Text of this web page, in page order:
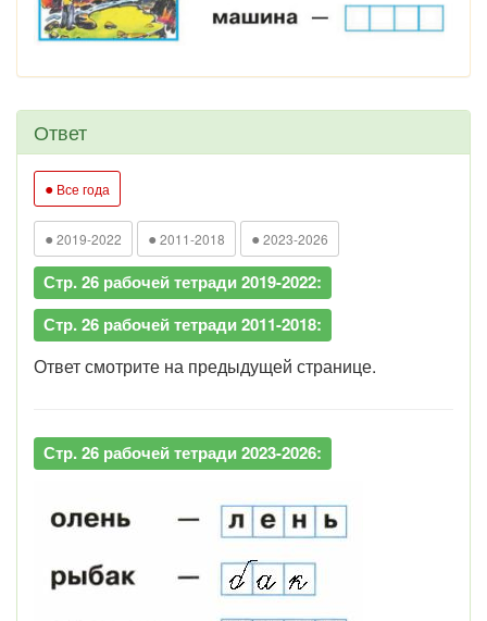
Ответ
● Все года
● 2019-2022 ● 2011-2018 ● 2023-2026
Стр. 26 рабочей тетради 2019-2022:
Стр. 26 рабочей тетради 2011-2018:
Ответ смотрите на предыдущей странице.
Стр. 26 рабочей тетради 2023-2026: